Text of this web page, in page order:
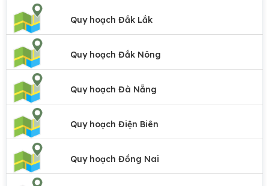
Quy hoạch Đắk Lắk
Quy hoạch Đắk Nông
Quy hoạch Đà Nẵng
Quy hoạch Điện Biên
Quy hoạch Đồng Nai